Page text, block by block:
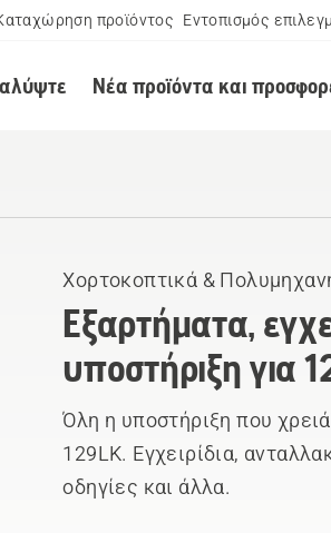
προϊόντος Εντοπισμός
Νέα προϊόντα και
Χορτοκοπτικά &
Εξαρτήματα,
υποστήριξη για
Όλη η υποστήριξη που
129LK. Εγχειρίδια,
οδηγίες και άλλα.